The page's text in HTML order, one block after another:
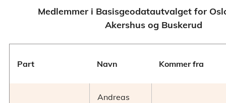
Medlemmer i Basisgeodatautvalget for
Akershus og Buskerud
Part Navn Kommer fra
Andreas